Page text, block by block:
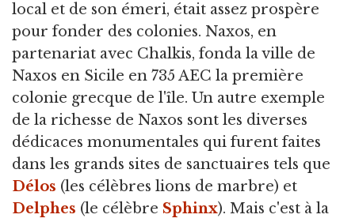
local et de son émeri, était assez prospère
pour fonder des colonies. Naxos, en
partenariat avec Chalkis, fonda la ville de
Naxos en Sicile en 735 AEC la première
colonie grecque de l'île. Un autre exemple
de la richesse de Naxos sont les diverses
dédicaces monumentales qui furent faites
dans les grands sites de sanctuaires tels que
Délos (les célèbres lions de marbre) et
Delphes (le célèbre Sphinx). Mais c'est à la